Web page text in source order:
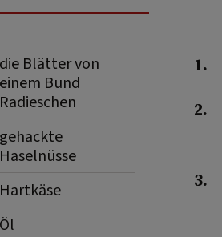
die Blätter von
einem Bund
Radieschen
gehackte
Haselnüsse
Hartkäse
Öl